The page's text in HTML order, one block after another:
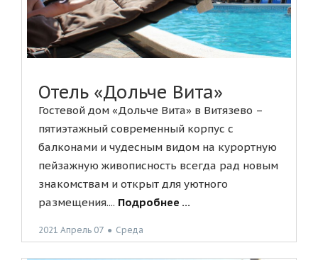
Отель «Дольче Вита»
Гостевой дом «Дольче Вита» в Витязево –
пятиэтажный современный корпус с
балконами и чудесным видом на курортную
пейзажную живописность всегда рад новым
знакомствам и открыт для уютного
размещения.... Подробнее ...
2021 Апрель 07 ● Среда